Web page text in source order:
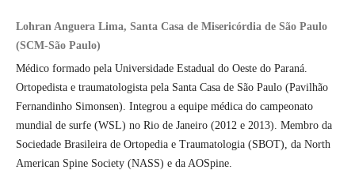
Lohran Anguera Lima, Santa Casa de Misericórdia de São Paulo
(SCM-São Paulo)
Médico formado pela Universidade Estadual do Oeste do Paraná.
Ortopedista e traumatologista pela Santa Casa de São Paulo (Pavilhão
Fernandinho Simonsen). Integrou a equipe médica do campeonato
mundial de surfe (WSL) no Rio de Janeiro (2012 e 2013). Membro da
Sociedade Brasileira de Ortopedia e Traumatologia (SBOT), da North
American Spine Society (NASS) e da AOSpine.